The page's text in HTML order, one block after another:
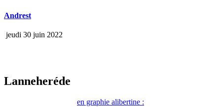
Andrest
jeudi 30 juin 2022
Lanneheréde
en graphie alibertine :